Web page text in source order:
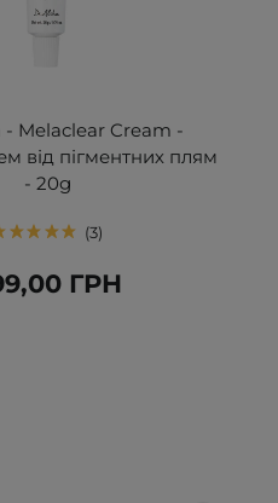
- Melaclear Cream -
від пігментних плям
- 20g
3
ГРН